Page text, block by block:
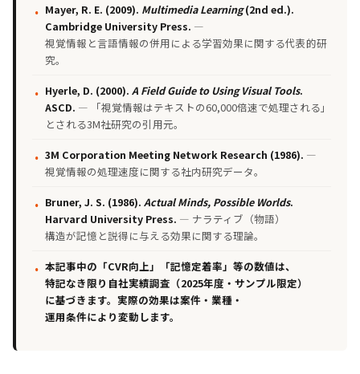
Mayer, R. E. (2009). Multimedia Learning(2nd ed.).
Cambridge University Press. —
視覚情報と言語情報の併用による学習効果に関する代表的研
究。
Hyerle, D. (2000). A Field Guide to Using Visual Tools.
ASCD. — 「視覚情報はテキストの60,000倍速で処理される」
とされる3M社研究の引用元。
3M Corporation Meeting Network Research (1986). —
視覚情報の処理速度に関する社内研究データ。
Bruner, J. S. (1986). Actual Minds, Possible Worlds.
Harvard University Press. — ナラティブ（物語）
構造が記憶と説得に与える効果に関する理論。
本記事中の「CVR向上」「記憶定着率」等の数値は、
特記なき限り自社実績調査（2025年度・サンプル限定）
に基づきます。実際の効果は案件・業種・
運用条件により変動します。